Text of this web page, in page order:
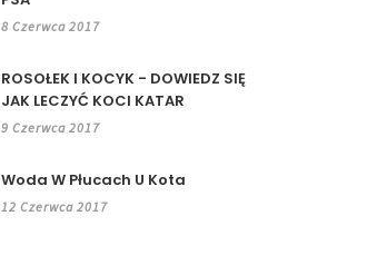
8 Czerwca 2017
ROSOŁEK I KOCYK - DOWIEDZ SIĘ
JAK LECZYĆ KOCI KATAR
9 Czerwca 2017
Woda W Płucach U Kota
12 Czerwca 2017